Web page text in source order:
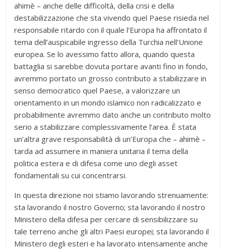
ahimè – anche delle difficoltà, della crisi e della
destabilizzazione che sta vivendo quel Paese risieda nel
responsabile ritardo con il quale l’Europa ha affrontato il
tema dell’auspicabile ingresso della Turchia nell’Unione
europea. Se lo avessimo fatto allora, quando questa
battaglia si sarebbe dovuta portare avanti fino in fondo,
avremmo portato un grosso contributo a stabilizzare in
senso democratico quel Paese, a valorizzare un
orientamento in un mondo islamico non radicalizzato e
probabilmente avremmo dato anche un contributo molto
serio a stabilizzare complessivamente l’area. È stata
un’altra grave responsabilità di un’Europa che – ahimè –
tarda ad assumere in maniera unitaria il tema della
politica estera e di difesa come uno degli asset
fondamentali su cui concentrarsi.
In questa direzione noi stiamo lavorando strenuamente:
sta lavorando il nostro Governo; sta lavorando il nostro
Ministero della difesa per cercare di sensibilizzare su
tale terreno anche gli altri Paesi europei; sta lavorando il
Ministero degli esteri e ha lavorato intensamente anche